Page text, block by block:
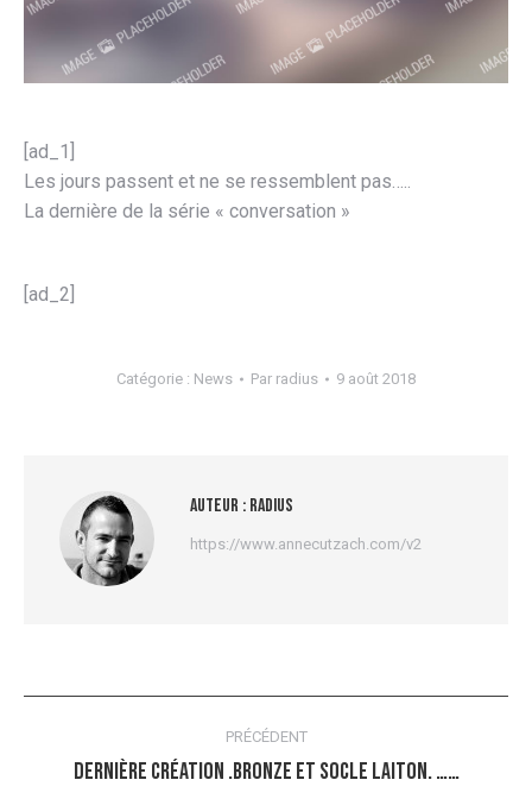
[ad_1]
Les jours passent et ne se ressemblent pas…..
La dernière de la série « conversation »
[ad_2]
Catégorie : News Par radius 9 août 2018
Auteur : radius
https://www.annecutzach.com/v2
article
PRÉCÉDENT
Article
Dernière création .Bronze et socle laiton. ……